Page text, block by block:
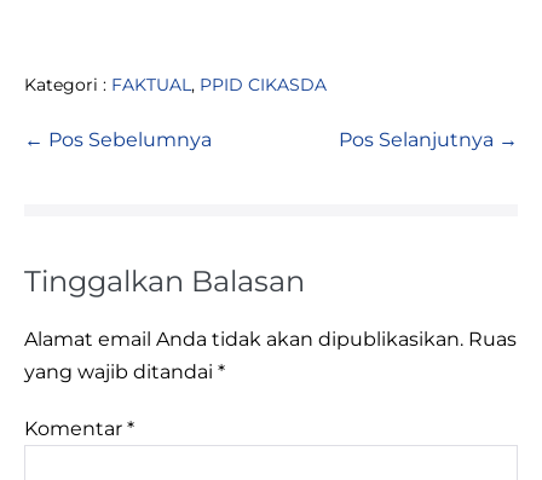
Kategori : FAKTUAL, PPID CIKASDA
← Pos Sebelumnya Pos Selanjutnya →
Tinggalkan Balasan
Alamat email Anda tidak akan dipublikasikan. Ruas
yang wajib ditandai *
Komentar *